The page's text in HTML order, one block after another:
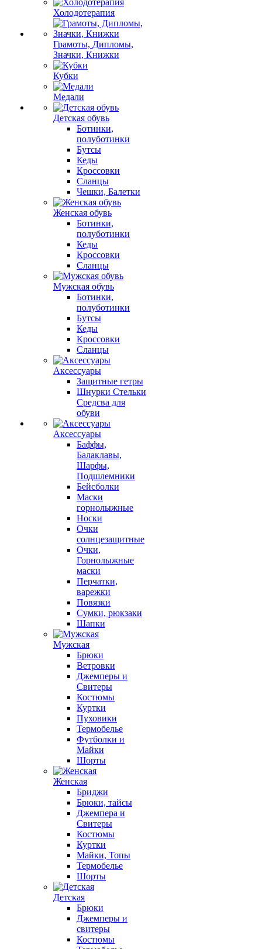
Холодотерапия
Грамоты, Дипломы,
Значки, Книжки
Кубки
Медали
Детская обувь
Ботинки,
полуботинки
Бутсы
Кеды
Кроссовки
Сланцы
Чешки, Балетки
Женская обувь
Ботинки,
полуботинки
Кеды
Кроссовки
Сланцы
Мужская обувь
Ботинки,
полуботинки
Бутсы
Кеды
Кроссовки
Сланцы
Аксессуары
Защитные гетры
Шнурки Стельки
Средсва для
обуви
Аксессуары
Баффы,
Балаклавы,
Шарфы,
Подшлемники
Бейсболки
Маски
горнолыжные
Носки
Очки
солнцезащитные
Очки,
Горнолыжные
маски
Перчатки,
варежки
Повязки
Сумки, рюкзаки
Шапки
Мужская
Брюки
Ветровки
Джемперы и
Свитеры
Костюмы
Куртки
Пуховики
Термобелье
Футболки и
Майки
Шорты
Женская
Бриджи
Брюки, тайсы
Джемпера и
Свитеры
Костюмы
Куртки
Майки, Топы
Термобелье
Шорты
Детская
Брюки
Джемперы и
свитеры
Костюмы